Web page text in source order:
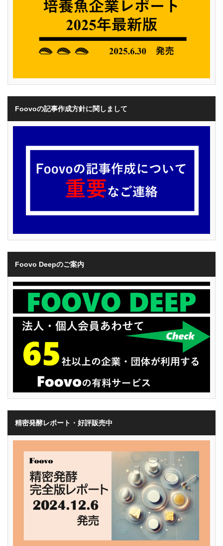
Foovoの記事作成方針に関しまして
Foovo Deepのご案内
精密発酵レポート・好評販売中